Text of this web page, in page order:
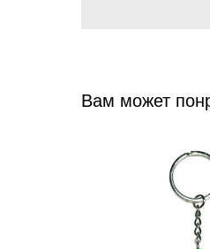
Вам может